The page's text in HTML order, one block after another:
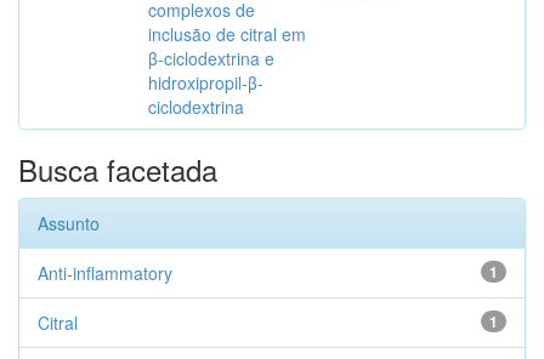
complexos de
inclusão de citral em
β-ciclodextrina e
hidroxipropil-β-
ciclodextrina
Busca facetada
Assunto
1
Anti-inflammatory
1
Citral